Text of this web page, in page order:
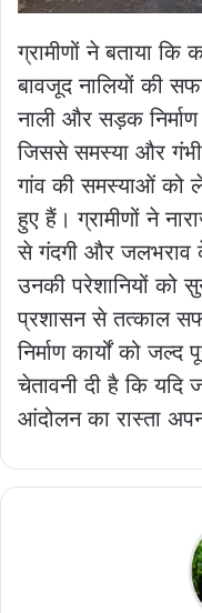
ग्रामीणों ने बताया
बावजूद नालियों की
नाली और सड़क
जिससे समस्या और
गांव की समस्याओं को
हुए हैं। ग्रामीणों ने
से गंदगी और जलभराव
उनकी परेशानियों को
प्रशासन से तत्काल
निर्माण कार्यों को
चेतावनी दी है कि यदि
आंदोलन का रास्ता